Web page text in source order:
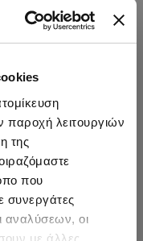
παροχή λειτουργιών
της
που
συνεργάτες
αναλύσεων, οι
με άλλες